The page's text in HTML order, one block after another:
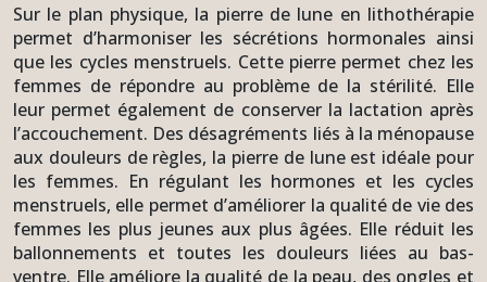
Sur le plan physique, la pierre de lune en lithothérapie
permet d’harmoniser les sécrétions hormonales ainsi
que les cycles menstruels. Cette pierre permet chez les
femmes de répondre au problème de la stérilité. Elle
leur permet également de conserver la lactation après
l’accouchement. Des désagréments liés à la ménopause
aux douleurs de règles, la pierre de lune est idéale pour
les femmes. En régulant les hormones et les cycles
menstruels, elle permet d’améliorer la qualité de vie des
femmes les plus jeunes aux plus âgées. Elle réduit les
ballonnements et toutes les douleurs liées au bas-
ventre. Elle améliore la qualité de la peau, des ongles et